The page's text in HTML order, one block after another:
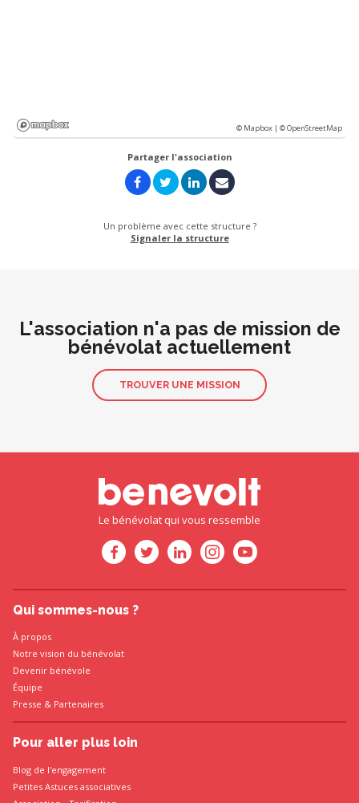
© Mapbox |© OpenStreetMap
Partager l'association
Un problème avec cette structure ?
Signaler la structure
L'association n'a pas de mission de
bénévolat actuellement
TROUVER UNE MISSION
Le bénévolat qui vous ressemble
Qui sommes-nous ?
À propos
Notre vision du bénévolat
Devenir bénévole
Équipe
Presse & Partenaires
Pour aller plus loin
Blog de l'engagement
Petites Astuces associatives